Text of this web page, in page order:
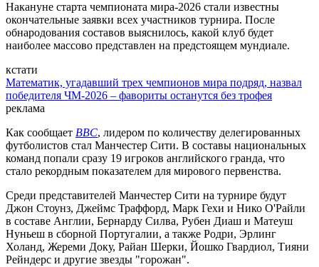
Накануне старта чемпионата мира-2026 стали известны
окончательные заявки всех участников турнира. После
обнародования составов выяснилось, какой клуб будет
наиболее массово представлен на предстоящем мундиале.
кстати
Математик, угадавший трех чемпионов мира подряд, назвал
победителя ЧМ-2026 – фавориты останутся без трофея
реклама
Как сообщает BBC, лидером по количеству делегированных
футболистов стал Манчестер Сити. В составы национальных
команд попали сразу 19 игроков английского гранда, что
стало рекордным показателем для мирового первенства.
Среди представителей Манчестер Сити на турнире будут
Джон Стоунз, Джеймс Траффорд, Марк Гехи и Нико О'Райли
в составе Англии, Бернарду Силва, Рубен Диаш и Матеуш
Нуньеш в сборной Португалии, а также Родри, Эрлинг
Холанд, Жереми Доку, Райан Шерки, Йошко Гвардиол, Тияни
Рейндерс и другие звезды "горожан".